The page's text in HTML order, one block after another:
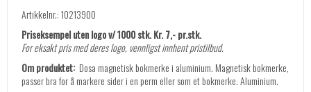
Artikkelnr.: 10213900
Priseksempel uten logo v/ 1000 stk. Kr. 7,- pr.stk.
For eksakt pris med deres logo, vennligst innhent pristilbud.
Om produktet: Dosa magnetisk bokmerke i aluminium. Magnetisk bokmerke,
passer bra for å markere sider i en perm eller som et bokmerke. Aluminium.